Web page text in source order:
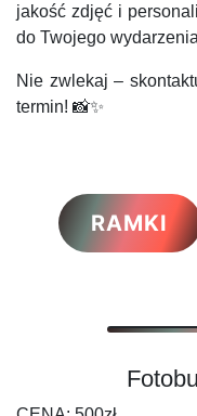
jakość zdjęć i
do Twojego
Nie zwlekaj –
termin! 📸✨
RAMKI